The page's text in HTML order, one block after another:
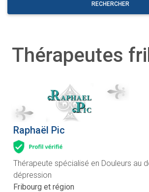
RECHERCHER
Thérapeutes
Raphaël Pic
Thérapeute spécialisé en Douleurs au
dépression
Fribourg et région